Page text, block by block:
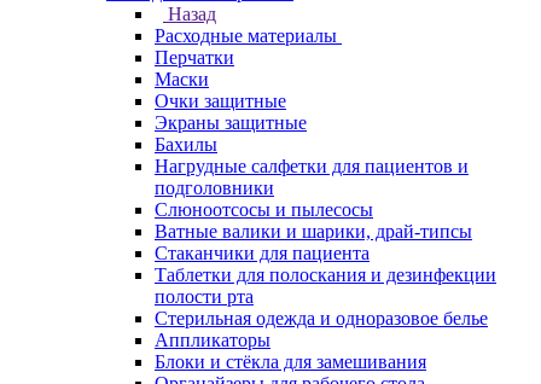
Назад
Расходные материалы
Перчатки
Маски
Очки защитные
Экраны защитные
Бахилы
Нагрудные салфетки для пациентов и
подголовники
Слюноотсосы и пылесосы
Ватные валики и шарики, драй-типсы
Стаканчики для пациента
Таблетки для полоскания и дезинфекции
полости рта
Стерильная одежда и одноразовое белье
Аппликаторы
Блоки и стёкла для замешивания